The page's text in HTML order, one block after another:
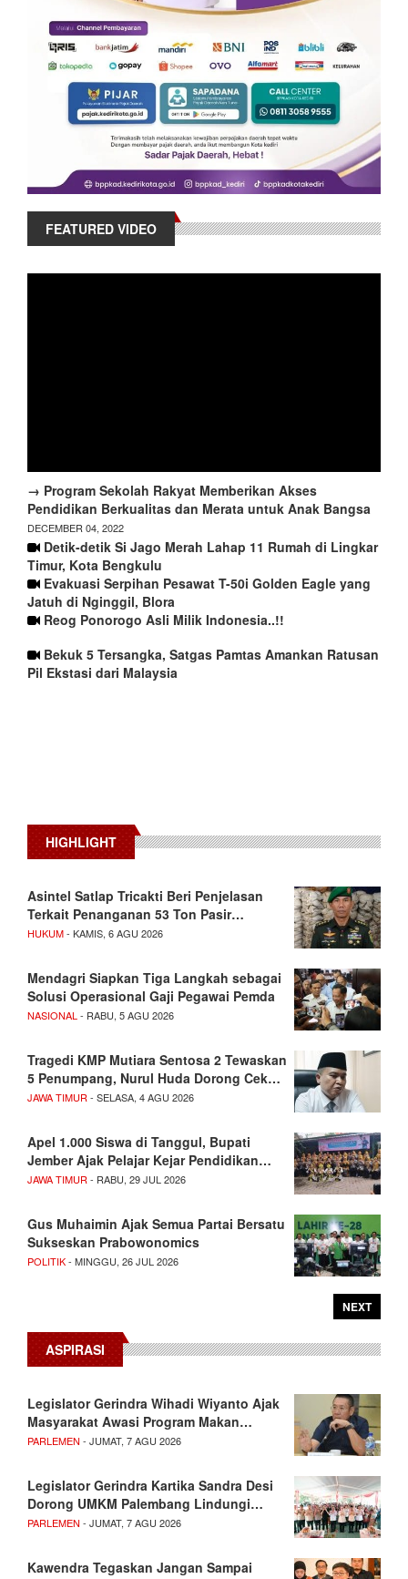
FEATURED VIDEO
→ Program Sekolah Rakyat Memberikan Akses
Pendidikan Berkualitas dan Merata untuk Anak Bangsa
DECEMBER 04, 2022
Detik-detik Si Jago Merah Lahap 11 Rumah di Lingkar
Timur, Kota Bengkulu
Evakuasi Serpihan Pesawat T-50i Golden Eagle yang
Jatuh di Nginggil, Blora
Reog Ponorogo Asli Milik Indonesia..!!
Bekuk 5 Tersangka, Satgas Pamtas Amankan Ratusan
Pil Ekstasi dari Malaysia
HIGHLIGHT
Asintel Satlap Tricakti Beri Penjelasan
Terkait Penanganan 53 Ton Pasir…
HUKUM- KAMIS, 6 AGU 2026
Mendagri Siapkan Tiga Langkah sebagai
Solusi Operasional Gaji Pegawai Pemda
NASIONAL - RABU, 5 AGU 2026
Tragedi KMP Mutiara Sentosa 2 Tewaskan
5 Penumpang, Nurul Huda Dorong Cek…
JAWA TIMUR - SELASA, 4 AGU 2026
Apel 1.000 Siswa di Tanggul, Bupati
Jember Ajak Pelajar Kejar Pendidikan…
JAWA TIMUR - RABU, 29 JUL 2026
Gus Muhaimin Ajak Semua Partai Bersatu
Sukseskan Prabowonomics
POLITIK- MINGGU, 26 JUL 2026
NEXT
ASPIRASI
Legislator Gerindra Wihadi Wiyanto Ajak
Masyarakat Awasi Program Makan…
PARLEMEN - JUMAT, 7 AGU 2026
Legislator Gerindra Kartika Sandra Desi
Dorong UMKM Palembang Lindungi…
PARLEMEN - JUMAT, 7 AGU 2026
Kawendra Tegaskan Jangan Sampai